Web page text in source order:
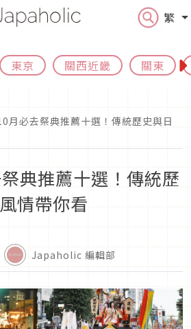
繁
東京 關西近畿 關東
月必去祭典推薦十選！傳統歷史與日
典推薦十選！傳統歷
情帶你看
Japaholic 編輯部